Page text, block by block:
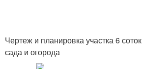
Чертеж и планировка участка 6
сада и огорода